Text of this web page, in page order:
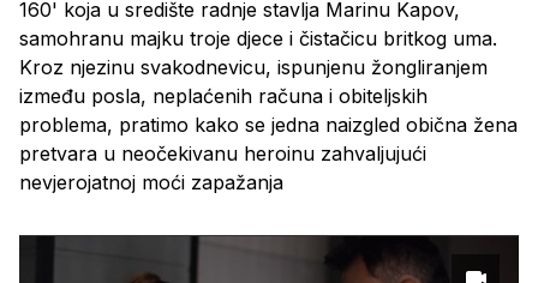
160' koja u središte radnje stavlja Marinu Kapov,
samohranu majku troje djece i čistačicu britkog uma.
Kroz njezinu svakodnevicu, ispunjenu žongliranjem
između posla, neplaćenih računa i obiteljskih
problema, pratimo kako se jedna naizgled obična žena
pretvara u neočekivanu heroinu zahvaljujući
nevjerojatnoj moći zapažanja